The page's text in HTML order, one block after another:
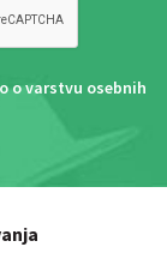
o varstvu osebnih